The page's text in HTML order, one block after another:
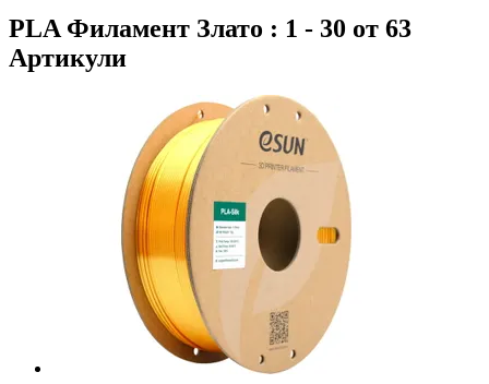
PLA Филамент Злато : 1 - 30 от 63
Артикули